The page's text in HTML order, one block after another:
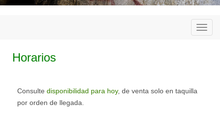
Horarios
Consulte disponibilidad para hoy, de venta solo en taquilla
por orden de llegada.